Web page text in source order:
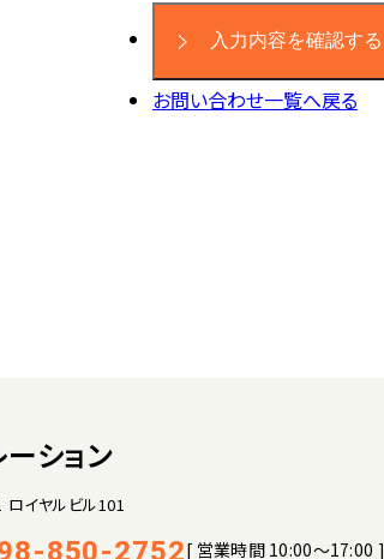
お問い合わせ一覧へ戻る
ション
イヤルビル101
850-2752[ 営業時間 10:00～17:00 ]